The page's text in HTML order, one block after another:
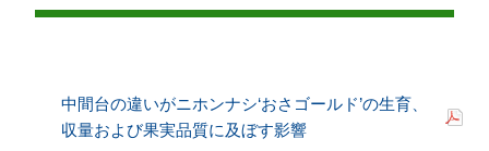
中間台の違いがニホンナシ‘おさゴールド’の生育、
収量および果実品質に及ぼす影響